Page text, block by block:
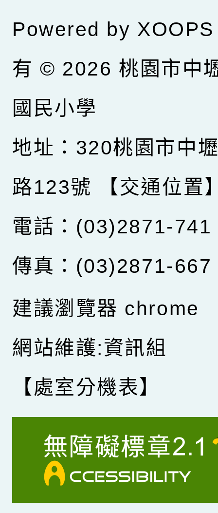
Powered by XOOPS
有 © 2026 桃園市中
國民小學
地址：320桃園市中
路123號
【交通位置
電話：(03)2871-741
傳真：(03)2871-667
建議瀏覽器 chrome
網站維護:資訊組
【處室分機表】